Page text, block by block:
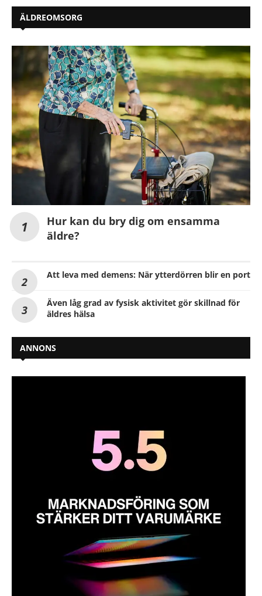
ÄLDREOMSORG
Hur kan du bry dig om ensamma
äldre?
Att leva med demens: När ytterdörren blir en port
Även låg grad av fysisk aktivitet gör skillnad för
äldres hälsa
ANNONS